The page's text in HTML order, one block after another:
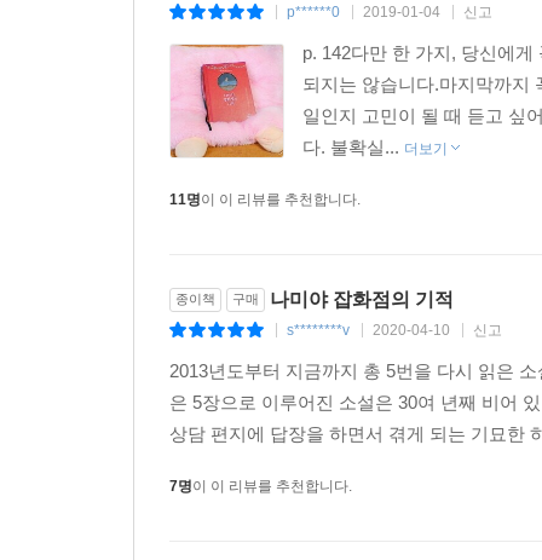
일본 아마존 독자 서평
나라면 어떤 상담 편지를 보냈을까 생각하면서
내 아이들에게 꼭 읽히고 싶은 소설이었습니다.
읽어가는 사이에 눈물이 흘러서, 나에게는 기적의
p******0 2019-01-04 신고
p. 142다만 한 가지, 당신에
되지는 않습니다.마지막까지
일인지 고민이 될 때 듣고 싶
다. 불확실... 더보기
11명이 이 리뷰를 추천합니다.
종이책 구매 나미야 잡화점의 기적
s********v 2020-04-10 신고
2013년도부터 지금까지 총 5번을 다시 읽은
은 5장으로 이루어진 소설은 30여 년째 비어
상담 편지에 답장을 하면서 겪게 되는 기묘한
7명이 이 리뷰를 추천합니다.